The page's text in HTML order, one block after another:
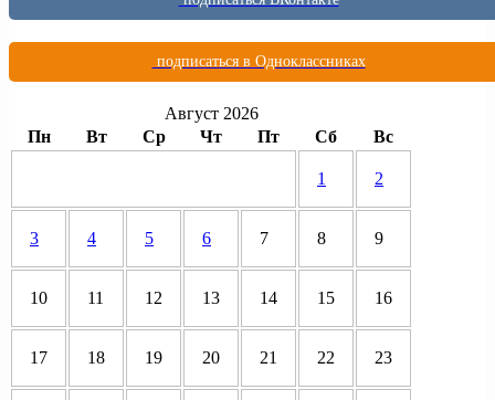
подписаться в Одноклассниках
Август 2026
Пн
Вт Ср Чт Пт Сб Вс
1 2
3 4 5 6 7 8 9
10 11 12 13 14 15 16
17 18 19 20 21 22 23